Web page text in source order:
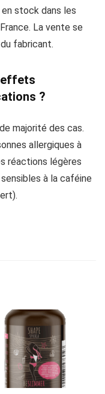
stock dans les
La vente se
fabricant.
effets
?
majorité des cas.
allergiques à
réactions légères
à la caféine